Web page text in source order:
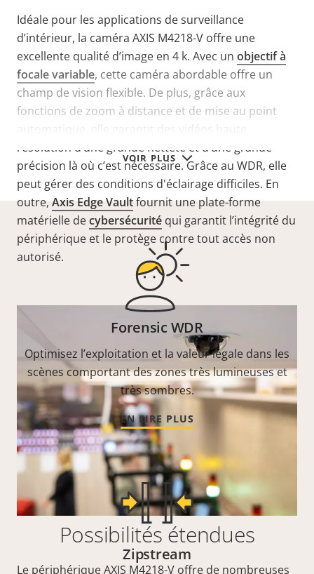
VOIR PLUS
Idéale pour les applications de surveillance
d’intérieur, la caméra AXIS M4218-V offre une
excellente qualité d’image en 4 k. Avec un objectif à
focale variable, cette caméra abordable offre un
champ de vision flexible. De plus, grâce aux
fonctions de zoom à distance et de mise au point
automatique, elle garantit des vidéos haute
résolution d’une grande netteté et d’une grande
précision là où c’est nécessaire. Grâce au WDR, elle
peut gérer des conditions d'éclairage difficiles. En
outre, Axis Edge Vaultfournit une plate-forme
matérielle decybersécurité qui garantit l’intégrité du
périphérique et le protège contre tout accès non
autorisé.
Possibilités étendues
Le périphérique AXIS M4218-V offre de nombreuses
Forensic WDR
Optimisez l’exploitation et la valeur légale dans les
scènes comportant des zones très lumineuses et
très sombres.
EN LIRE PLUS
Zipstream